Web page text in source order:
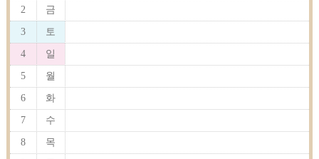
2 금
3 토
4 일
5 월
6 화
7 수
8 목